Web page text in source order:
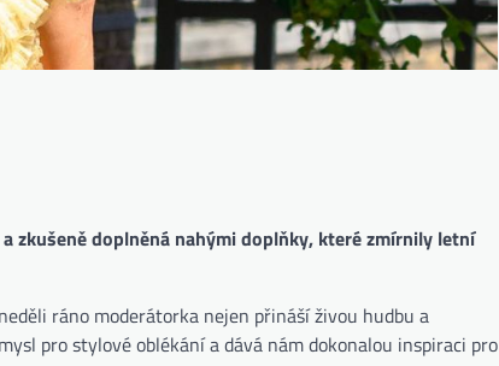
zkušeně doplněná nahými doplňky, které zmírnily letní
ráno moderátorka nejen přináší živou hudbu a
pro stylové oblékání a dává nám dokonalou inspiraci pro